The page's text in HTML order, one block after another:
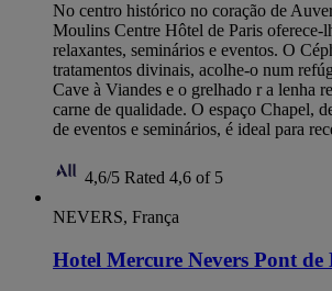
No centro histórico no coração de
Moulins Centre Hôtel de Paris oferece-
relaxantes, seminários e eventos. O
tratamentos divinais, acolhe-o num
Cave à Viandes e o grelhado r a lenha
carne de qualidade. O espaço Chapel,
de eventos e seminários, é ideal para
4,6/5 Rated 4,6 of 5
NEVERS, França
Hotel Mercure Nevers Pont de